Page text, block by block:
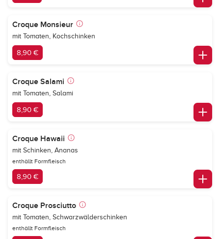
Croque Monsieur
mit Tomaten, Kochschinken
8,90 €
Croque Salami
mit Tomaten, Salami
8,90 €
Croque Hawaii
mit Schinken, Ananas
enthällt Formfleisch
8,90 €
Croque Prosciutto
mit Tomaten, Schwarzwälderschinken
enthällt Formfleisch